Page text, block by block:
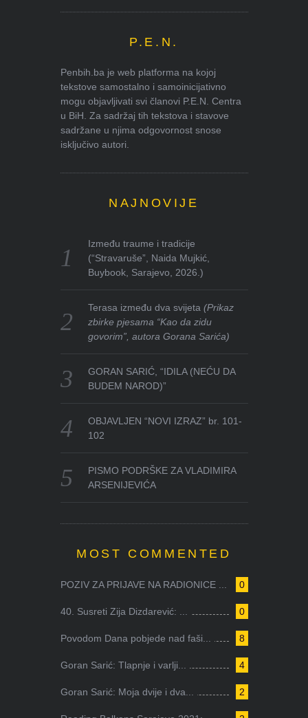
P.E.N.
Penbih.ba je web platforma na kojoj
tekstove samostalno i samoinicijativno
mogu objavljivati svi članovi P.E.N. Centra
u BiH. Za sadržaj tih tekstova i stavove
sadržane u njima odgovornost snose
isključivo autori.
NAJNOVIJE
Između traume i tradicije
(“Stravaruše”, Naida Mujkić,
Buybook, Sarajevo, 2026.)
Terasa između dva svijeta(Prikaz
zbirke pjesama “Kao da zidu
govorim”, autora Gorana Sarića)
GORAN SARIĆ, “IDILA (NEĆU DA
BUDEM NAROD)”
OBJAVLJEN “NOVI IZRAZ” br. 101-
102
PISMO PODRŠKE ZA VLADIMIRA
ARSENIJEVIĆA
MOST COMMENTED
0
POZIV ZA PRIJAVE NA RADIONICE ...
0
40. Susreti Zija Dizdarević: ...
8
Povodom Dana pobjede nad faši...
4
Goran Sarić: Tlapnje i varlji...
2
Goran Sarić: Moja dvije i dva...